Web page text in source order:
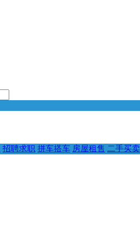
招聘求职 拼车搭车 房屋租售 二手买卖